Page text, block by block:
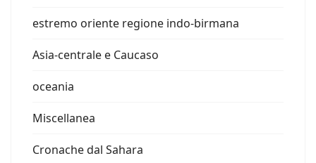
estremo oriente regione indo-birmana
Asia-centrale e Caucaso
oceania
Miscellanea
Cronache dal Sahara